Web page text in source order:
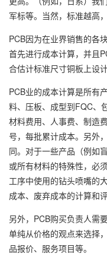
军标等。当然，标准越高
PCB因为在业界销售的各
首先进行成本计算，并且
合估计标准尺寸铜板上设
PCB业的成本计算是所有
料、压板、成型到FQC、
材料费用、人事费、制造
号，每批累计成本。另外
同。对于一些产品（例如
或所有材料的特殊性，必
工序中使用的钻头喷嘴的
成本、废弃成本的计算和评
另外，PCB购买负责人需
单纯从价格的观点来选择
品报价、服务项目等。